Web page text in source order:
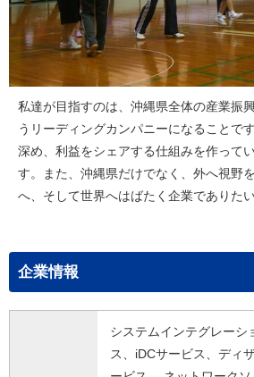
私達が目指すのは、沖縄県全体の産業振
うリーディングカンパニーになることで
深め、利益をシェアする仕組みを作って
す。また、沖縄県だけでなく、外へ視野
へ、そして世界へはばたく企業でありた
企業情報
システムインテグレーシ
ス、iDCサービス、ディ